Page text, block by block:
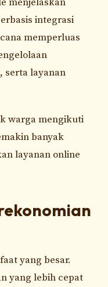
integrasi
memperluas
serta layanan
warga mengikuti
banyak
layanan online
yang besar.
yang lebih cepat